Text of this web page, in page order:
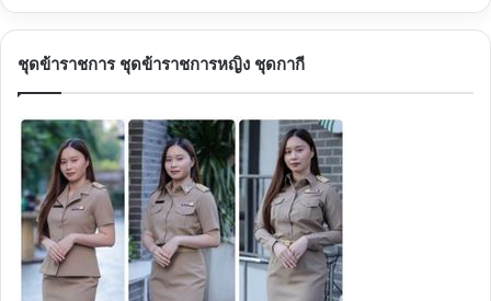
ชุดข้าราชการ ชุดข้าราชการหญิง ชุดกากี